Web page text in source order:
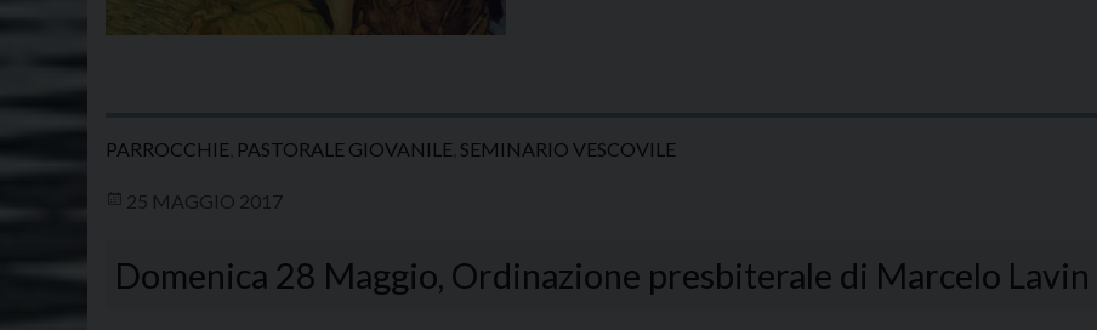
PARROCCHIE PASTORALE GIOVANILE SEMINARIO VESCOVILE
25 MAGGIO 2017
Domenica 28 Maggio, Ordinazione presbiterale di Marcelo Lavin